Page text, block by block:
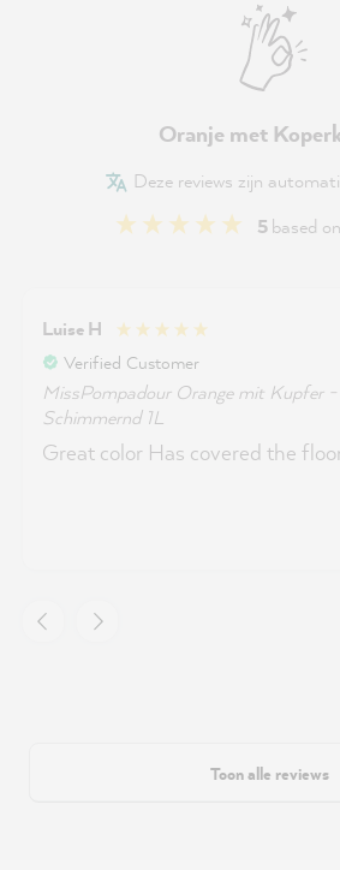
Oranje met
Deze reviews zijn
5based on
Luise H
Verified Customer
MissPompadour Orange mit Kupfer
Schimmernd 1L
Great color Has covered the
Toon alle reviews